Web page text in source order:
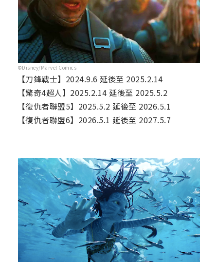
©Disney/Marvel Comics
【刀鋒戰士】2024.9.6 延後至 2025.2.14
【驚奇4超人】2025.2.14 延後至 2025.5.2
【復仇者聯盟5】2025.5.2 延後至 2026.5.1
【復仇者聯盟6】2026.5.1 延後至 2027.5.7